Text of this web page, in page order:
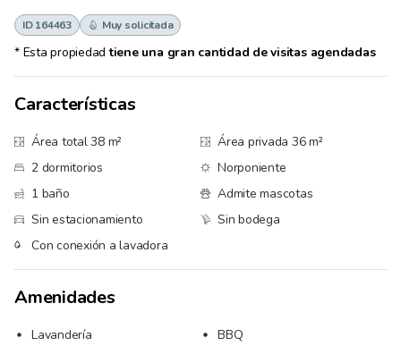
ID 164463 Muy solicitada
* Esta propiedadtiene una gran cantidad de visitas agendadas
Características
Área total 38 m²
Área privada 36 m²
2 dormitorios
Norponiente
1 baño
Admite mascotas
Sin estacionamiento
Sin bodega
Con conexión a lavadora
Amenidades
Lavandería BBQ